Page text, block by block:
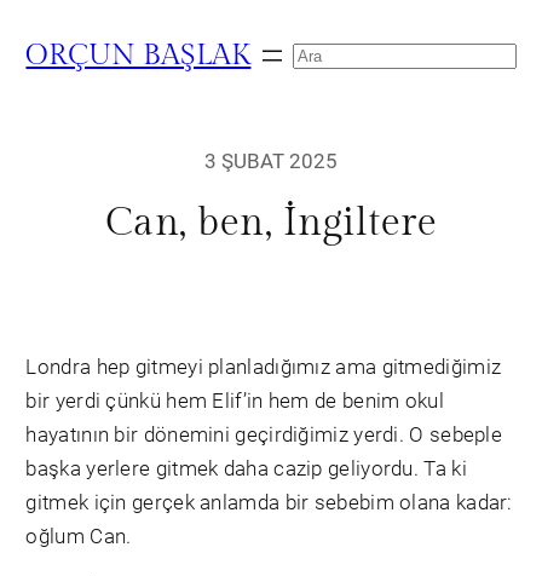
ORÇUN BAŞLAK Search
3 ŞUBAT 2025
Can, ben, İngiltere
Londra hep gitmeyi planladığımız ama gitmediğimiz
bir yerdi çünkü hem Elif’in hem de benim okul
hayatının bir dönemini geçirdiğimiz yerdi. O sebeple
başka yerlere gitmek daha cazip geliyordu. Ta ki
gitmek için gerçek anlamda bir sebebim olana kadar:
oğlum Can.